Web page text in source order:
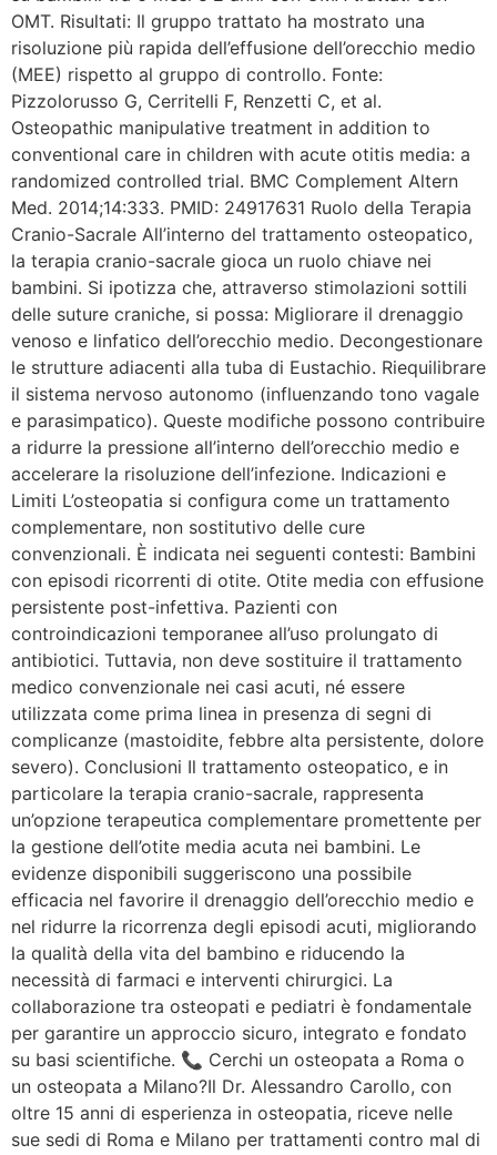
OMT. Risultati: Il gruppo trattato ha mostrato una
risoluzione più rapida dell’effusione dell’orecchio medio
(MEE) rispetto al gruppo di controllo. Fonte:
Pizzolorusso G, Cerritelli F, Renzetti C, et al.
Osteopathic manipulative treatment in addition to
conventional care in children with acute otitis media: a
randomized controlled trial. BMC Complement Altern
Med. 2014;14:333. PMID: 24917631 Ruolo della Terapia
Cranio-Sacrale All’interno del trattamento osteopatico,
la terapia cranio-sacrale gioca un ruolo chiave nei
bambini. Si ipotizza che, attraverso stimolazioni sottili
delle suture craniche, si possa: Migliorare il drenaggio
venoso e linfatico dell’orecchio medio. Decongestionare
le strutture adiacenti alla tuba di Eustachio. Riequilibrare
il sistema nervoso autonomo (influenzando tono vagale
e parasimpatico). Queste modifiche possono contribuire
a ridurre la pressione all’interno dell’orecchio medio e
accelerare la risoluzione dell’infezione. Indicazioni e
Limiti L’osteopatia si configura come un trattamento
complementare, non sostitutivo delle cure
convenzionali. È indicata nei seguenti contesti: Bambini
con episodi ricorrenti di otite. Otite media con effusione
persistente post-infettiva. Pazienti con
controindicazioni temporanee all’uso prolungato di
antibiotici. Tuttavia, non deve sostituire il trattamento
medico convenzionale nei casi acuti, né essere
utilizzata come prima linea in presenza di segni di
complicanze (mastoidite, febbre alta persistente, dolore
severo). Conclusioni Il trattamento osteopatico, e in
particolare la terapia cranio-sacrale, rappresenta
un’opzione terapeutica complementare promettente per
la gestione dell’otite media acuta nei bambini. Le
evidenze disponibili suggeriscono una possibile
efficacia nel favorire il drenaggio dell’orecchio medio e
nel ridurre la ricorrenza degli episodi acuti, migliorando
la qualità della vita del bambino e riducendo la
necessità di farmaci e interventi chirurgici. La
collaborazione tra osteopati e pediatri è fondamentale
per garantire un approccio sicuro, integrato e fondato
su basi scientifiche. 📞 Cerchi un osteopata a Roma o
un osteopata a Milano?Il Dr. Alessandro Carollo, con
oltre 15 anni di esperienza in osteopatia, riceve nelle
sue sedi di Roma e Milano per trattamenti contro mal di